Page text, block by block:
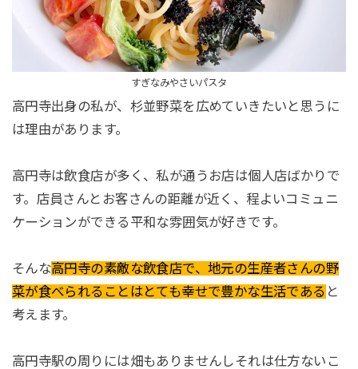
すぎなみやさいパスタ
高円寺出身の私が、杉並野菜を広めていきたいと思うに
は理由があります。
高円寺は飲食店が多く、私が通うお店は個人店ばかりで
す。店員さんとお客さんの距離が近く、程よいコミュニ
ケーションができる平和な雰囲気が好きです。
そんな高円寺の素敵な飲食店で、地元の生産者さんの野
菜が食べられることはとても幸せで豊かな生活である と
考えます。
高円寺駅の周りには畑もありませんしそれは仕方ないこ